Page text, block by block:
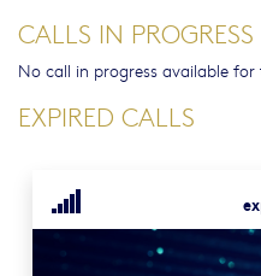
CALLS IN PROGRESS
No call in progress available
EXPIRED CALLS